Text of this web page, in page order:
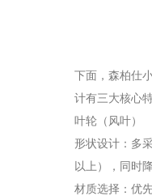
下面，森柏仕
计有三大核心特
叶轮（风叶）
形状设计：多
以上），同时
材质选择：优